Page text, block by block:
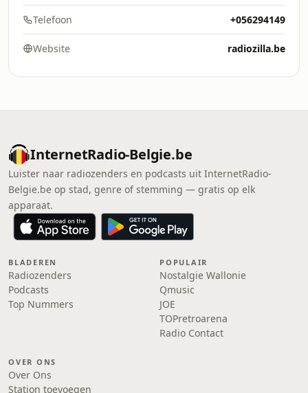
Telefoon +056294149
Website radiozilla.be
InternetRadio-Belgie.be
Luister naar radiozenders en podcasts uit InternetRadio-
Belgie.be op stad, genre of stemming — gratis op elk
apparaat.
BLADEREN
Radiozenders
Podcasts
Top Nummers
POPULAIR
Nostalgie Wallonie
Qmusic
JOE
TOPretroarena
Radio Contact
OVER ONS
Over Ons
Station toevoegen